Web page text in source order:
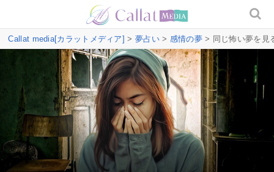
Callat media[カラットメディア] > 夢占い> 感情の夢> 同じ怖い夢を見